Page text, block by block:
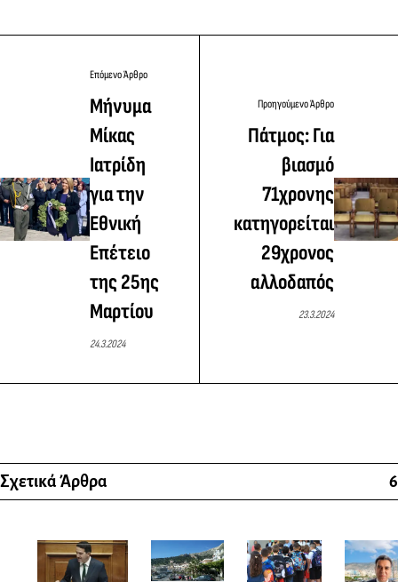
Επόμενο Άρθρο
Μήνυμα
Μίκας
Ιατρίδη
για την
Εθνική
Επέτειο
της 25ης
Μαρτίου
24.3.2024
Προηγούμενο Άρθρο
Πάτμος: Για
βιασμό
71χρονης
κατηγορείται
29χρονος
αλλοδαπός
23.3.2024
Σχετικά Άρθρα 6